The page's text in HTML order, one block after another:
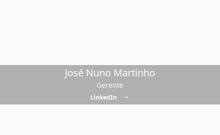
José Nuno Martinho
Gerente
LinkedIn